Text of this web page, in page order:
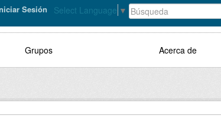
Select Language ▼
Sesión
Grupos Acerca de